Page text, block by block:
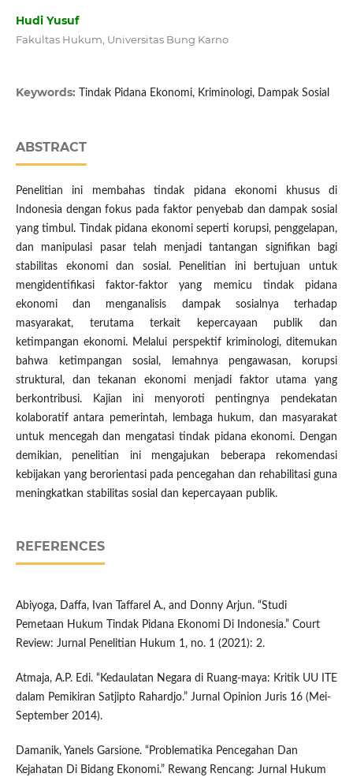
Hudi Yusuf
Fakultas Hukum, Universitas Bung Karno
Keywords: Tindak Pidana Ekonomi, Kriminologi, Dampak Sosial
ABSTRACT
Penelitian ini membahas tindak pidana ekonomi khusus di
Indonesia dengan fokus pada faktor penyebab dan dampak sosial
yang timbul. Tindak pidana ekonomi seperti korupsi, penggelapan,
dan manipulasi pasar telah menjadi tantangan signifikan bagi
stabilitas ekonomi dan sosial. Penelitian ini bertujuan untuk
mengidentifikasi faktor-faktor yang memicu tindak pidana
ekonomi dan menganalisis dampak sosialnya terhadap
masyarakat, terutama terkait kepercayaan publik dan
ketimpangan ekonomi. Melalui perspektif kriminologi, ditemukan
bahwa ketimpangan sosial, lemahnya pengawasan, korupsi
struktural, dan tekanan ekonomi menjadi faktor utama yang
berkontribusi. Kajian ini menyoroti pentingnya pendekatan
kolaboratif antara pemerintah, lembaga hukum, dan masyarakat
untuk mencegah dan mengatasi tindak pidana ekonomi. Dengan
demikian, penelitian ini mengajukan beberapa rekomendasi
kebijakan yang berorientasi pada pencegahan dan rehabilitasi guna
meningkatkan stabilitas sosial dan kepercayaan publik.
REFERENCES
Abiyoga, Daffa, Ivan Taffarel A., and Donny Arjun. “Studi
Pemetaan Hukum Tindak Pidana Ekonomi Di Indonesia.” Court
Review: Jurnal Penelitian Hukum 1, no. 1 (2021): 2.
Atmaja, A.P. Edi. “Kedaulatan Negara di Ruang-maya: Kritik UU ITE
dalam Pemikiran Satjipto Rahardjo.” Jurnal Opinion Juris 16 (Mei-
September 2014).
Damanik, Yanels Garsione. “Problematika Pencegahan Dan
Kejahatan Di Bidang Ekonomi.” Rewang Rencang: Jurnal Hukum